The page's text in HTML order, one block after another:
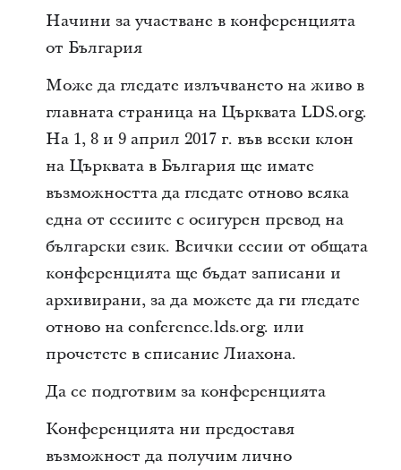
Начини за участване в конференцията
от България
Може да гледате излъчването на живо в
главната страница на Църквата LDS.org.
На 1, 8 и 9 април 2017 г. във всеки клон
на Църквата в България ще имате
възможността да гледате отново всяка
една от сесиите с осигурен превод на
български език. Всички сесии от общата
конференцията ще бъдат записани и
архивирани, за да можете да ги гледате
отново на conference.lds.org. или
прочетете в списание Лиахона.
Да се подготвим за конференцията
Конференцията ни предоставя
възможност да получим лично